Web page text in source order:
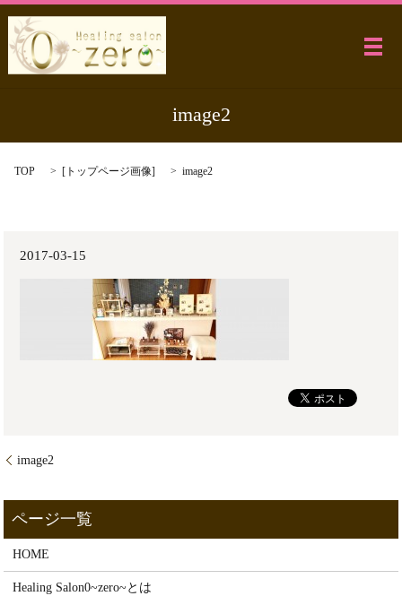
メ
image2
TOP [ トップページ画像] image2
2017-03-15
image2
HOME
Healing Salon0~zero~とは